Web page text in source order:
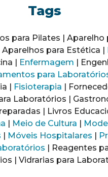
Tags
para Pilates | Aparelho
Aparelhos para Estética |
| Enfermagem |
para
| Fisioterapia |
Laboratórios |
| Livros
| Meio de Cultura |
| Móveis Hospitalares |
| Reagentes
| Vidrarias para